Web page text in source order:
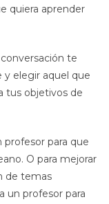
quiera aprender
te
elegir aquel que
tus objetivos de
profesor para que
O para mejorar
de temas
un profesor para